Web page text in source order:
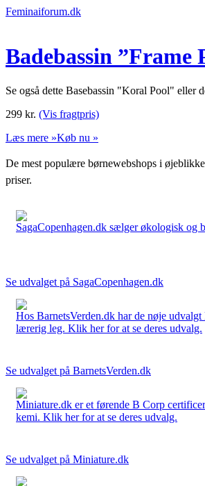
Feminaiforum.dk
Badebassin ”Frame
Se også dette Basebassin "Koral Pool" eller
299 kr. (Vis fragtpris)
Læs mere »Køb nu »
De mest populære børnewebshops i
priser.
SagaCopenhagen.dk sælger økologisk
Se udvalget på SagaCopenhagen.dk
Hos BarnetsVerden.dk har de nøje
lærerig leg. Klik her for at se deres udvalg.
Se udvalget på BarnetsVerden.dk
Miniature.dk er et førende B Corp
kemi. Klik her for at se deres udvalg.
Se udvalget på Miniature.dk